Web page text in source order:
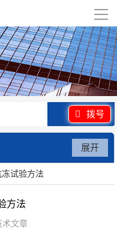
导
航
拨号
展开
试验方法
方法
术文章